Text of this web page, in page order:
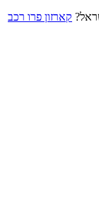
קארזון פרו רכב